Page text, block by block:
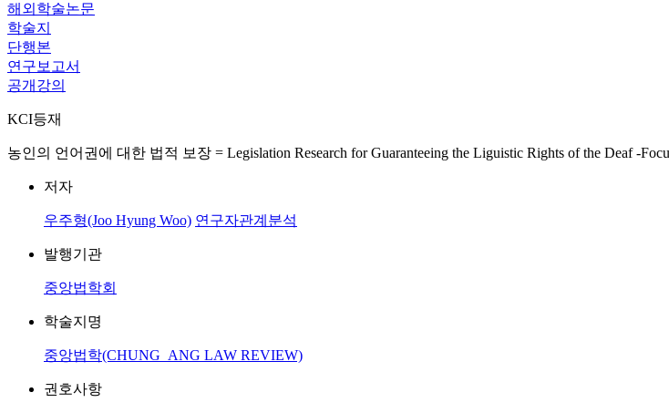
해외학술논문
학술지
단행본
연구보고서
공개강의
KCI등재
농인의 언어권에 대한 법적 보장 = Legislation Research for Guaranteeing the Liguistic Rights of the Deaf -
저자
우주형(Joo Hyung Woo) 연구자관계분석
발행기관
중앙법학회
학술지명
중앙법학(CHUNG_ANG LAW REVIEW)
권호사항